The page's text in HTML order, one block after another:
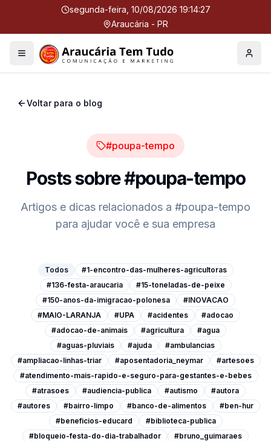
segunda-feira, 10/08/2026 19:14:27
Araucária - PR
Menu Perfil
Voltar para o blog
#poupa-tempo
Posts sobre#poupa-tempo
Artigos e dicas relacionados a #poupa-tempo
para ajudar você e sua empresa
Todos
#1-encontro-das-mulheres-agricultoras
#136-festa-araucaria
#15-toneladas-de-peixe
#150-anos-da-imigracao-polonesa
#INOVACAO
#MAIO-LARANJA
#UPA #acidentes
#adocao
#adocao-de-animais
#agricultura
#agua
#aguas-pluviais
#ajuda
#ambulancias
#ampliacao-linhas-triar
#aposentadoria_neymar
#artesoes
#atendimento-mais-rapido-e-seguro-para-gestantes-e-bebes
#atrasoes
#audiencia-publica #autismo
#autora
#autores
#bairro-limpo #banco-de-alimentos
#ben-hur
#beneficios-educard
#biblioteca-publica
#bloqueio-festa-do-dia-trabalhador
#bruno_guimaraes